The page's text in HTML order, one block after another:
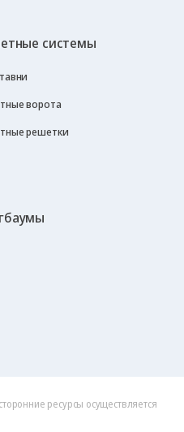
системы
ворота
решетки
ресурсы осуществляется